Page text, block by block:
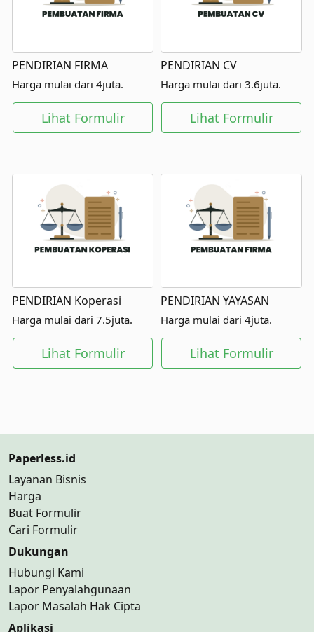
PENDIRIAN FIRMA
Harga mulai dari 4juta.
Lihat Formulir
PENDIRIAN CV
Harga mulai dari 3.6juta.
Lihat Formulir
PENDIRIAN Koperasi
Harga mulai dari 7.5juta.
Lihat Formulir
PENDIRIAN YAYASAN
Harga mulai dari 4juta.
Lihat Formulir
Paperless.id
Layanan Bisnis
Harga
Buat Formulir
Cari Formulir
Dukungan
Hubungi Kami
Lapor Penyalahgunaan
Lapor Masalah Hak Cipta
Aplikasi